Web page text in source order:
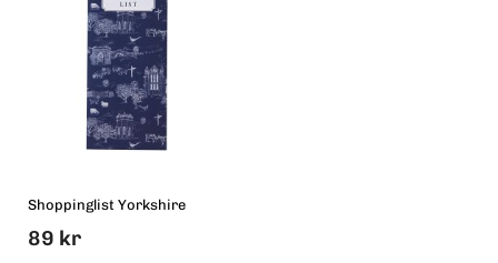
Shoppinglist Yorkshire
89 kr